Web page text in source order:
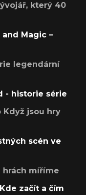
který 40
Magic –
legendární
- historie série
Když jsou hry
scén ve
hrách míříme
začít a čím